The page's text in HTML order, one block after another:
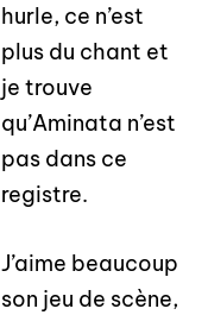
hurle, ce n’est
plus du chant et
je trouve
qu’Aminata n’est
pas dans ce
registre.
J’aime beaucoup
son jeu de scène,